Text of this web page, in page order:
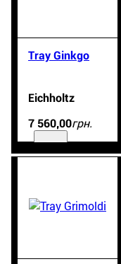
Tray Ginkgo
Eichholtz
7 560,00грн.